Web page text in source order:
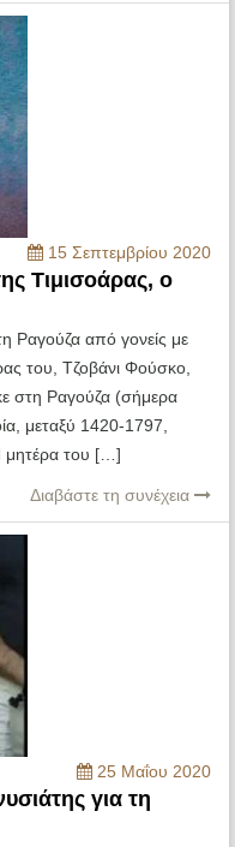
15 Σεπτεμβρίου 2020
Τιμισοάρας, ο
Ραγούζα από γονείς με
του, Τζοβάνι Φούσκο,
στη Ραγούζα (σήμερα
μεταξύ 1420-1797,
μητέρα του […]
Διαβάστε τη συνέχεια
25 Μαΐου 2020
για τη